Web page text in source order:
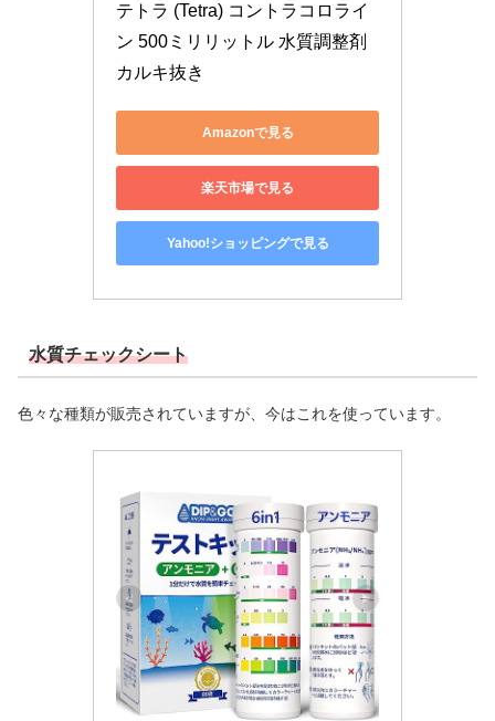
テトラ (Tetra) コントラコロライ
ン 500ミリリットル 水質調整剤
カルキ抜き
Amazonで見る
楽天市場で見る
Yahoo!ショッピングで見る
水質チェックシート
色々な種類が販売されていますが、今はこれを使っています。